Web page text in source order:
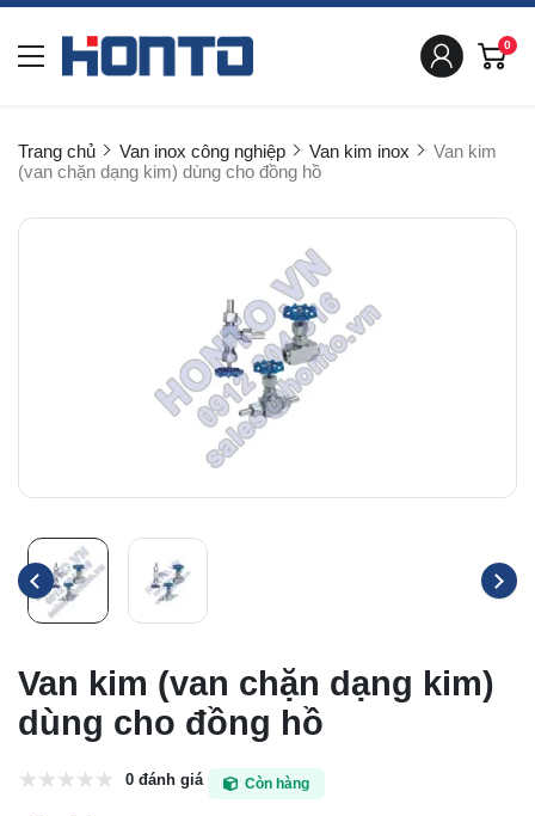
0
Trang chủ Van inox công nghiệp Van kim inox
Van kim
(van chặn dạng kim) dùng cho đồng hồ
Van kim (van chặn dạng kim)
dùng cho đồng hồ
0 đánh giá Còn hàng